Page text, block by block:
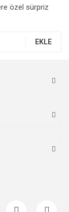
özel sürpriz
EKLE